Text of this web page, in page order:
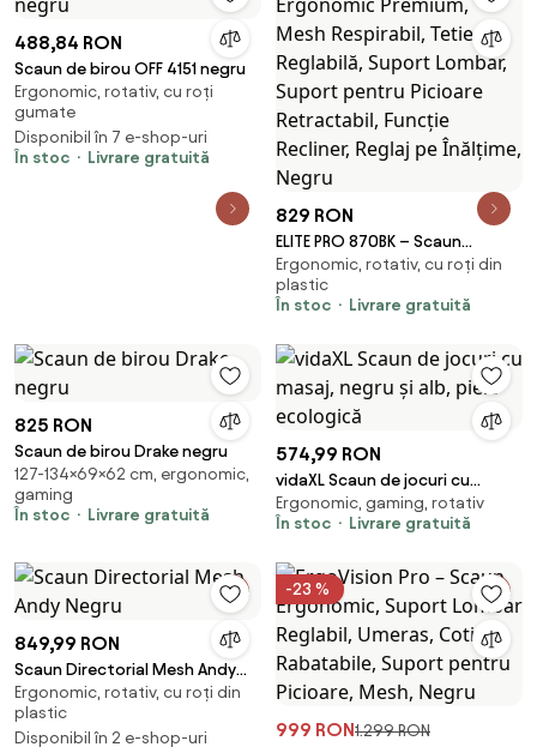
488,84 RON
Scaun de birou OFF 4151 negru
Ergonomic, rotativ, cu roți
gumate
Disponibil în 7 e-shop-uri
În stoc
Livrare gratuită
829 RON
ELITE PRO 870BK – Scaun
Ergonomic Premium, Mesh
Respirabil, Tetieră Reglabilă,
Suport Lombar, Suport pentru
Recliner, Reglaj pe Înălțime,
Negru
Ergonomic, rotativ, cu roți din
plastic
În stoc
Livrare gratuită
825 RON
Scaun de birou Drake negru
127-134×69×62 cm, ergonomic,
gaming
În stoc
Livrare gratuită
574,99 RON
vidaXL Scaun de jocuri cu
masaj, negru și alb, piele
ecologică
Ergonomic, gaming, rotativ
În stoc
Livrare gratuită
849,99 RON
Scaun Directorial Mesh Andy
Negru
Ergonomic, rotativ, cu roți din
plastic
Disponibil în 2 e-shop-uri
-23 %
999 RON1.299 RON